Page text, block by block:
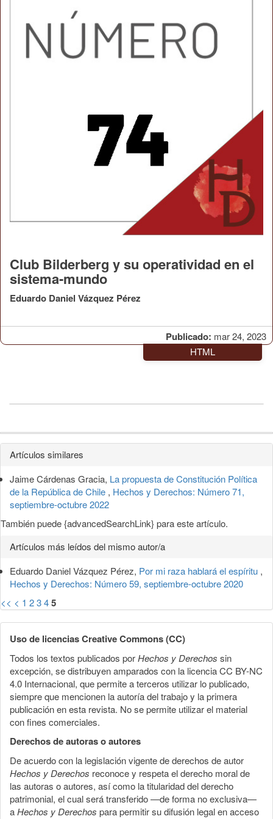
Publicado: mar 24, 2023
Club Bilderberg y su operatividad en el
sistema-mundo
Eduardo Daniel Vázquez Pérez
HTML
Detalles
del
artículo
Artículos similares
Jaime Cárdenas Gracia, La propuesta de Constitución Política
de la República de Chile , Hechos y Derechos: Número 71,
septiembre-octubre 2022
También puede {advancedSearchLink} para este artículo.
Artículos más leídos del mismo autor/a
Eduardo Daniel Vázquez Pérez, Por mi raza hablará el espíritu ,
Hechos y Derechos: Número 59, septiembre-octubre 2020
<< < 1 2345
Uso de licencias Creative Commons (CC)
Todos los textos publicados porHechos y Derechos sin
excepción, se distribuyen amparados con la licencia CC BY-NC
4.0 Internacional, que permite a terceros utilizar lo publicado,
siempre que mencionen la autoría del trabajo y la primera
publicación en esta revista. No se permite utilizar el material
con fines comerciales.
Derechos de autoras o autores
De acuerdo con la legislación vigente de derechos de autor
Hechos y Derechos reconoce y respeta el derecho moral de
las autoras o autores, así como la titularidad del derecho
patrimonial, el cual será transferido —de forma no exclusiva—
aHechos y Derechos para permitir su difusión legal en acceso